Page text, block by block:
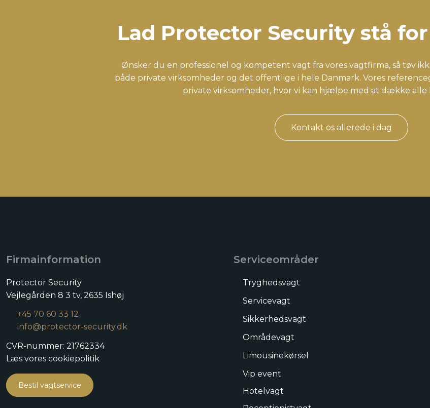
Lad Protector Security stå
Ønsker du en professionel og kompetent vagt fra vores vagtfirma, så tøv
både private virksomheder og det offentlige i hele Danmark. Vores
private virksomheder, hvor vi kan hjælpe med at dække
​Kontakt os allerede i dag
Firmainformation
Protector Security
Vejlegården 8 3 tv, 2635 Ishøj​
+45 70 60 33 12
info@protector-security.dk
CVR-nummer: 21762334​
Læs vores cookiepolitik
Bestil vagtservice
Serviceområder
Tryghedsvagt
Servicevagt
Sikkerhedsvagt
Områdevagt
Limousinekørsel
Vip event​
Hotelvagt